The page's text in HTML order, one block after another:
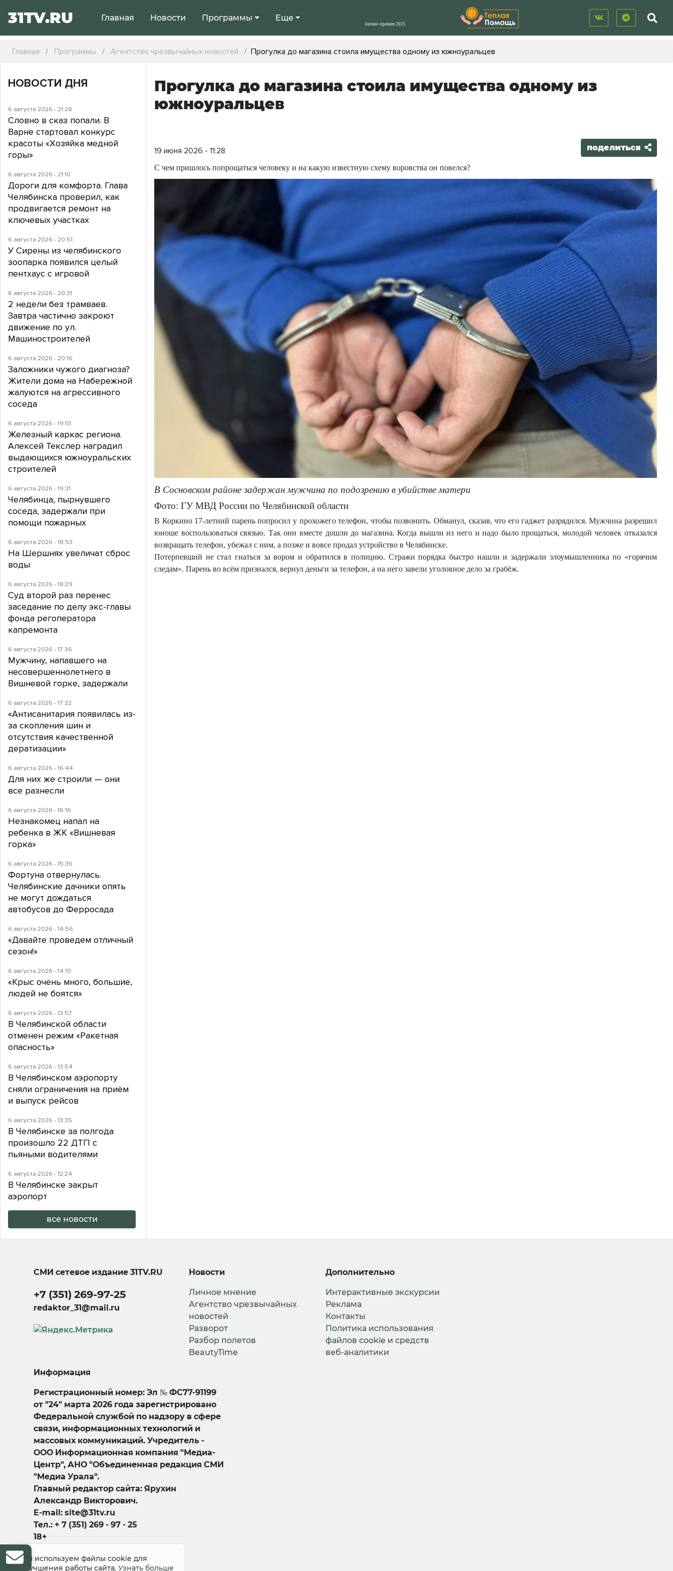
31TV.RU Главная Новости Программы Еще
Главная Программы Агентство чрезвычайных новостей Прогулка до магазина стоила имущества одному из южноуральцев
Прогулка до магазина стоила имущества одному из
южноуральцев
19 июня 2026 - 11:28 поделиться
С чем пришлось попрощаться человеку и на какую известную схему воровства он повелся?
В Сосновском районе задержан мужчина по подозрению в убийстве матери
Фото: ГУ МВД России по Челябинской области
В Коркино 17-летний парень попросил у прохожего телефон, чтобы позвонить. Обманул, сказав, что его гаджет разрядился. Мужчина разрешил
юноше воспользоваться связью. Так они вместе дошли до магазина. Когда вышли из него и надо было прощаться, молодой человек отказался
возвращать телефон, убежал с ним, а позже и вовсе продал устройство в Челябинске.
Потерпевший не стал гнаться за вором и обратился в полицию. Стражи порядка быстро нашли и задержали злоумышленника по «горячим
следам». Парень во всём признался, вернул деньги за телефон, а на него завели уголовное дело за грабёж.
НОВОСТИ ДНЯ
6 августа 2026 - 21:28
Словно в сказ попали. В
Варне стартовал конкурс
красоты «Хозяйка медной
горы»
6 августа 2026 - 21:10
Дороги для комфорта. Глава
Челябинска проверил, как
продвигается ремонт на
ключевых участках
6 августа 2026 - 20:51
У Сирены из челябинского
зоопарка появился целый
пентхаус с игровой
6 августа 2026 - 20:31
2 недели без трамваев.
Завтра частично закроют
движение по ул.
Машиностроителей
6 августа 2026 - 20:16
Заложники чужого диагноза?
Жители дома на Набережной
жалуются на агрессивного
соседа
6 августа 2026 - 19:51
Железный каркас региона.
Алексей Текслер наградил
выдающихся южноуральских
строителей
6 августа 2026 - 19:31
Челябинца, пырнувшего
соседа, задержали при
помощи пожарных
6 августа 2026 - 18:53
На Шершнях увеличат сброс
воды
6 августа 2026 - 18:29
Суд второй раз перенес
заседание по делу экс-главы
фонда регоператора
капремонта
6 августа 2026 - 17:36
Мужчину, напавшего на
несовершеннолетнего в
Вишневой горке, задержали
6 августа 2026 - 17:22
«Антисанитария появилась из-
за скопления шин и
отсутствия качественной
дератизации»
6 августа 2026 - 16:44
Для них же строили — они
все разнесли
6 августа 2026 - 16:16
Незнакомец напал на
ребенка в ЖК «Вишневая
горка»
6 августа 2026 - 15:36
Фортуна отвернулась.
Челябинские дачники опять
не могут дождаться
автобусов до Ферросада
6 августа 2026 - 14:56
«Давайте проведем отличный
сезон!»
6 августа 2026 - 14:10
«Крыс очень много, большие,
людей не боятся»
6 августа 2026 - 13:57
В Челябинской области
отменен режим «Ракетная
опасность»
6 августа 2026 - 13:54
В Челябинском аэропорту
сняли ограничения на приём
и выпуск рейсов
6 августа 2026 - 13:35
В Челябинске за полгода
произошло 22 ДТП с
пьяными водителями
6 августа 2026 - 12:24
В Челябинске закрыт
аэропорт
все новости
СМИ сетевое издание31TV.RU
+7 (351) 269-97-25
redaktor_31@mail.ru
Новости
Личное мнение
Агентство чрезвычайных
новостей
Разворот
Разбор полетов
BeautyTime
Дополнительно
Интерактивные экскурсии
Реклама
Контакты
Политика использования
файлов cookie и средств
веб-аналитики
Информация
Регистрационный номер: Эл № ФС77-91199
от "24" марта 2026 года зарегистрировано
Федеральной службой по надзору в сфере
связи, информационных технологий и
массовых коммуникаций. Учредитель -
ООО Информационная компания "Медиа-
Центр", АНО "Объединенная редакция СМИ
"Медиа Урала".
Главный редактор сайта: Ярухин
Александр Викторович.
E-mail: site@31tv.ru
Тел.: + 7 (351) 269 - 97 - 25
18+
Мы используем файлы cookie для
улучшения работы сайта. Узнать больше